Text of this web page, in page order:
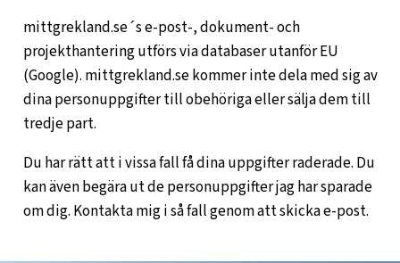
mittgrekland.se´s e-post-, dokument- och
projekthantering utförs via databaser utanför EU
(Google). mittgrekland.se kommer inte dela med sig av
dina personuppgifter till obehöriga eller sälja dem till
tredje part.
Du har rätt att i vissa fall få dina uppgifter raderade. Du
kan även begära ut de personuppgifter jag har sparade
om dig. Kontakta mig i så fall genom att skicka e-post.